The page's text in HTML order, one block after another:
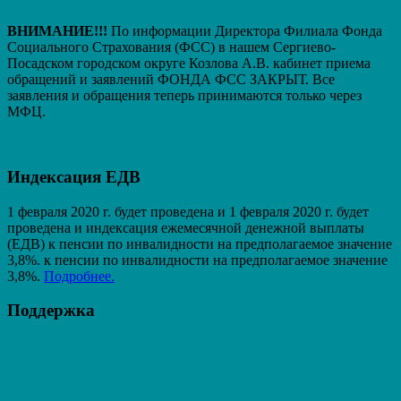
ВНИМАНИЕ!!! По информации Директора Филиала Фонда
Социального Страхования (ФСС) в нашем Сергиево-
Посадском городском округе Козлова А.В. кабинет приема
обращений и заявлений ФОНДА ФСС ЗАКРЫТ. Вcе
заявления и обращения теперь принимаются только через
МФЦ.
Индексация ЕДВ
1 февраля 2020 г. будет проведена и 1 февраля 2020 г. будет
проведена и индексация ежемесячной денежной выплаты
(ЕДВ) к пенсии по инвалидности на предполагаемое значение
3,8%. к пенсии по инвалидности на предполагаемое значение
3,8%. Подробнее.
Поддержка